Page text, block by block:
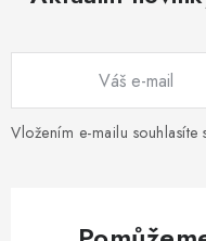
Vložením e-mailu souhlasíte